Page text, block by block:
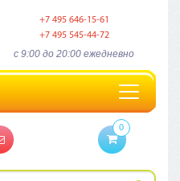
+7 495 646-15-61
+7 495 545-44-72
c 9:00 до 20:00 ежедневно
Toggle
navigation
0